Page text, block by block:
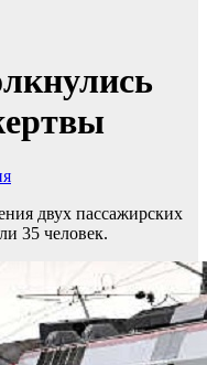
двух пассажирских
35 человек.